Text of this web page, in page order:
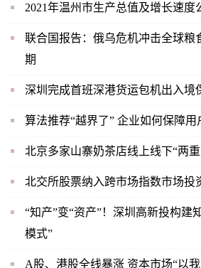
2021年温州市生产总值及增长速度
联合国报告：俄乌危机冲击全球粮
期
深圳完成首班深港货运包机出入境
算法推荐“越界了” 企业如何保障用
北京多家山寨奶茶店线上线下“两
北交所股票纳入跨市场指数市场投
“知产”变“资产”！深圳高新投构建
模式”
A股、港股全线暴涨 资本市场“以